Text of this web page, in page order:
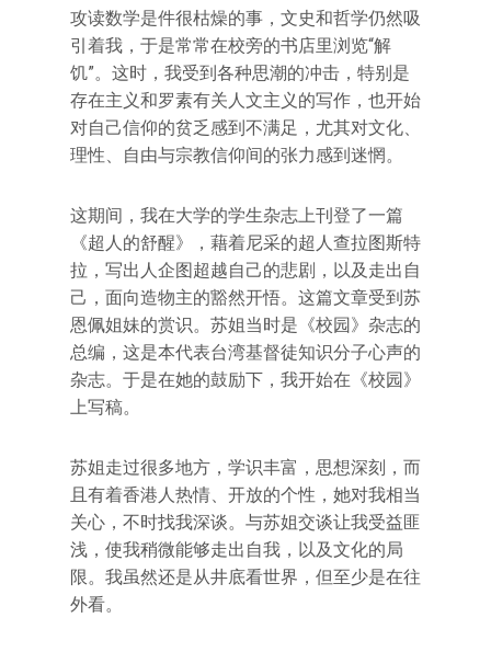
攻读数学是件很枯燥的事，文史和哲学仍然吸
引着我，于是常常在校旁的书店里浏览“解
饥”。这时，我受到各种思潮的冲击，特别是
存在主义和罗素有关人文主义的写作，也开始
对自己信仰的贫乏感到不满足，尤其对文化、
理性、自由与宗教信仰间的张力感到迷惘。
这期间，我在大学的学生杂志上刊登了一篇
《超人的舒醒》，藉着尼采的超人查拉图斯特
拉，写出人企图超越自己的悲剧，以及走出自
己，面向造物主的豁然开悟。这篇文章受到苏
恩佩姐妹的赏识。苏姐当时是《校园》杂志的
总编，这是本代表台湾基督徒知识分子心声的
杂志。于是在她的鼓励下，我开始在《校园》
上写稿。
苏姐走过很多地方，学识丰富，思想深刻，而
且有着香港人热情、开放的个性，她对我相当
关心，不时找我深谈。与苏姐交谈让我受益匪
浅，使我稍微能够走出自我，以及文化的局
限。我虽然还是从井底看世界，但至少是在往
外看。